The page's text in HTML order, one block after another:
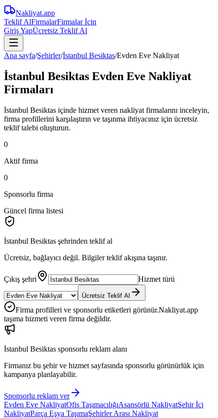
Nakliyat.app
Teklif AlFirmalarFirmalar İçin
Giriş YapÜcretsiz Teklif Al
Ana sayfa/Şehirler/İstanbul Besiktas/Evden Eve Nakliyat
İstanbul Besiktas Evden Eve Nakliyat
Firmaları
İstanbul Besiktas içinde hizmet veren nakliyat firmalarını inceleyin,
firma profillerini karşılaştırın ve taşınma ihtiyacınız için ücretsiz
teklif talebi oluşturun.
0
Aktif firma
0
Sponsorlu firma
Güncel firma listesi
İstanbul Besiktas şehrinden teklif al
Ücretsiz, bağlayıcı değil. Bilgiler teklif akışına taşınır.
Çıkış şehri Hizmet türü
Ücretsiz Teklif Al
Firma profilleri ve sponsorlu etiketleri görünür.Nakliyat.app
taşıma hizmeti veren firma değildir.
İstanbul Besiktas sponsorlu reklam alanı
Firmanız bu şehir ve hizmet sayfasında sponsorlu görünürlük için
kampanya planlayabilir.
Sponsorlu reklam ver
Evden Eve NakliyatOfis TaşımacılığıAsansörlü NakliyatŞehir İçi
NakliyatParça Eşya TaşımaŞehirler Arası Nakliyat